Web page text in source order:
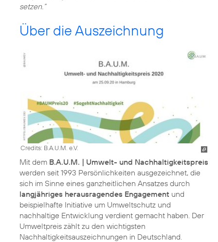
setzen.“
Über die Auszeichnung
Credits: B.A.U.M. e.V.
Mit dem B.A.U.M. | Umwelt- und Nachhaltigkeitspreis
werden seit 1993 Persönlichkeiten ausgezeichnet, die
sich im Sinne eines ganzheitlichen Ansatzes durch
langjähriges herausragendes Engagement und
beispielhafte Initiative um Umweltschutz und
nachhaltige Entwicklung verdient gemacht haben. Der
Umweltpreis zählt zu den wichtigsten
Nachhaltigkeitsauszeichnungen in Deutschland.